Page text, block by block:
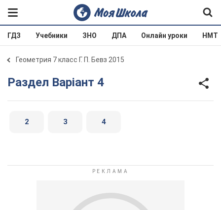
ГДЗ Учебники ЗНО ДПА Онлайн уроки НМТ
Геометрия 7 класс Г. П. Бевз 2015
Раздел Варіант 4
2 3 4